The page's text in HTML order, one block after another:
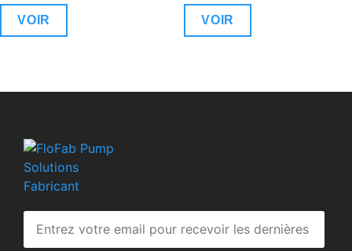
VOIR VOIR